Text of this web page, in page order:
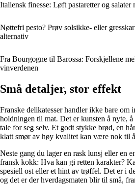
Italiensk finesse: Løft pastaretter og salater
Nøttefri pesto? Prøv solsikke- eller
alternativ
Fra Bourgogne til Barossa: Forskjellene
vinverdenen
Små detaljer, stor effekt
Franske delikatesser handler ikke bare om
holdningen til mat. Det er kunsten å nyte,
tale for seg selv. Et godt stykke brød, en
klatt smør av høy kvalitet kan være nok til
Neste gang du lager en rask lunsj eller en
fransk kokk: Hva kan gi retten karakter?
spesiell ost eller et hint av trøffel. Det er i
og det er der hverdagsmaten blir til små,